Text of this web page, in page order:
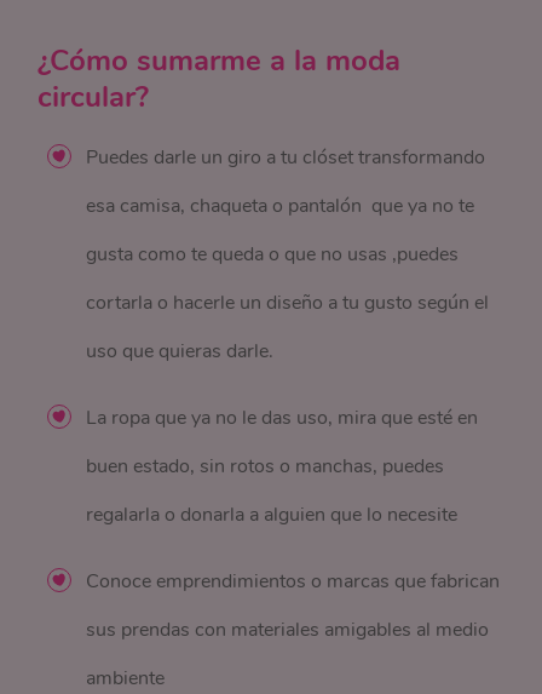
¿Cómo sumarme a la moda
circular?
Puedes darle un giro a tu clóset transformando
esa camisa, chaqueta o pantalón que ya no te
gusta como te queda o que no usas ,puedes
cortarla o hacerle un diseño a tu gusto según el
uso que quieras darle.
La ropa que ya no le das uso, mira que esté en
buen estado, sin rotos o manchas, puedes
regalarla o donarla a alguien que lo necesite
Conoce emprendimientos o marcas que fabrican
sus prendas con materiales amigables al medio
ambiente